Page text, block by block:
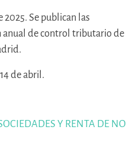
2025. Se publican las
anual de control tributario de
de abril.
Y RENTA DE NO